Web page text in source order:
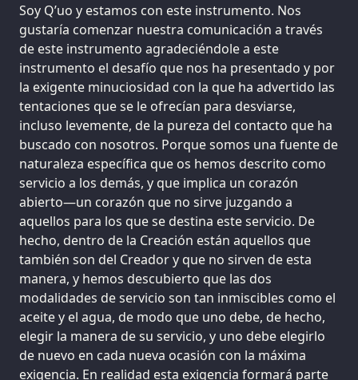
Soy Q’uo y estamos con este instrumento. Nos
gustaría comenzar nuestra comunicación a través
de este instrumento agradeciéndole a este
instrumento el desafío que nos ha presentado y por
la exigente minuciosidad con la que ha advertido las
tentaciones que se le ofrecían para desviarse,
incluso levemente, de la pureza del contacto que ha
buscado con nosotros. Porque somos una fuente de
naturaleza específica que os hemos descrito como
servicio a los demás, y que implica un corazón
abierto—un corazón que no sirve juzgando a
aquellos para los que se destina este servicio. De
hecho, dentro de la Creación están aquellos que
también son del Creador y que no sirven de esta
manera, y hemos descubierto que las dos
modalidades de servicio son tan inmiscibles como el
aceite y el agua, de modo que uno debe, de hecho,
elegir la manera de su servicio, y uno debe elegirlo
de nuevo en cada nueva ocasión con la máxima
exigencia. En realidad esta exigencia formará parte